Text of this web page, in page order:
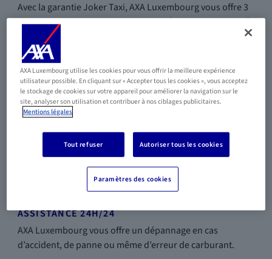
Avec la garantie Joker Taxi, AXA Luxembourg vous offre 3
retours en taxi par an lorsque vous n’êtes pas en capacité
de conduire.
PROTECTION DU CONDUCTEUR
Votre sécurité avant tout : que vous soyez au volant de
votre voiture, passager ou piéton, notre assurance vous
protège en cas d’accident.
ASSISTANCE 24H/24
AXA Luxembourg vous offre un dépannage en cas
d’accident, de panne ou même d’erreur de carburant.
AXA Luxembourg utilise les cookies pour vous offrir la meilleure expérience
utilisateur possible. En cliquant sur « Accepter tous les cookies », vous acceptez
le stockage de cookies sur votre appareil pour améliorer la navigation sur le
site, analyser son utilisation et contribuer à nos ciblages publicitaires.
Mentions légales
Tout refuser Autoriser tous les cookies
Paramètres des cookies